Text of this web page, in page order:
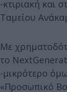
-κτιριακή και
Ταμείου
Με
το
-μικρότερο
«Προσωπικό